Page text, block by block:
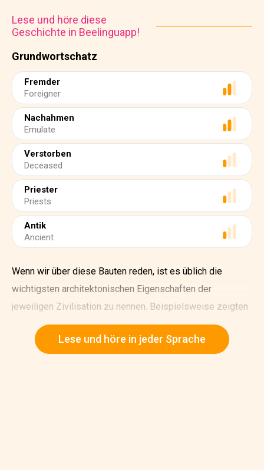
Grundwortschatz
Fremder
Foreigner
Nachahmen
Emulate
Verstorben
Deceased
Priester
Priests
Antik
Ancient
Lese und höre diese
Geschichte in Beelinguapp!
Wenn wir über diese Bauten reden, ist es üblich die
wichtigsten architektonischen Eigenschaften der
jeweiligen Zivilisation zu nennen. Beispielsweise zeigten
diese Kulturen durch Pyramiden ihre intelektuelle und
soziale Macht. Wenn Fremde diese Orte besuchten,
Lese und höre in jeder Sprache